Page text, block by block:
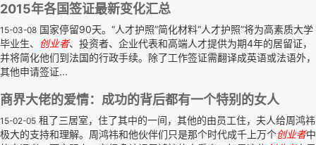
2015年各国签证最新变化汇总
15-03-08 国家停留90天。“人才护照”简化材料“人才护照”将为高素质大学
毕业生、
创业者、投资者、企业代表和高端人才提供为期4年的居留证，
并将简化他们到法国的行政手续。除了工作签证需翻译成英语或法语外，
其他申请签证...
商界大佬的爱情：成功的背后都有一个特别的女人
15-02-05 租了三居室，住了其中的一间，其他的由员工住，夫人给周鸿祎
极大的支持和理解。周鸿祎和他伙伴们只是那个时代成千上万个创业者中